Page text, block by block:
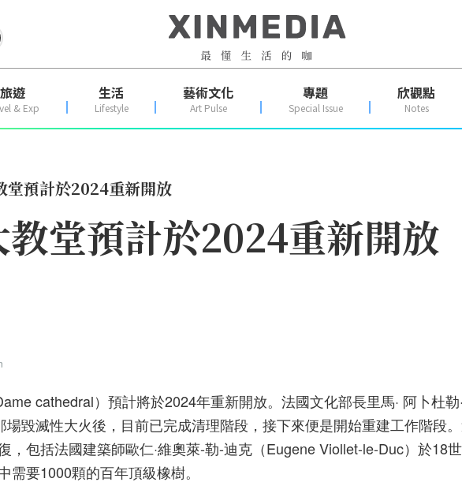
旅遊
& Exp
生活
Lifestyle
藝術文化
Art Pulse
專題
Special Issue
欣觀點
Notes
堂預計於2024重新開放
堂預計於2024重新開放
cathedral）預計將於2024年重新開放。法國文化部長里馬· 阿卜杜
毀滅性大火後，目前已完成清理階段，接下來便是開始重建工作階段
，包括法國建築師歐仁·維奧萊-勒-迪克（Eugene Viollet-le-Duc）於18
要1000顆的百年頂級橡樹。